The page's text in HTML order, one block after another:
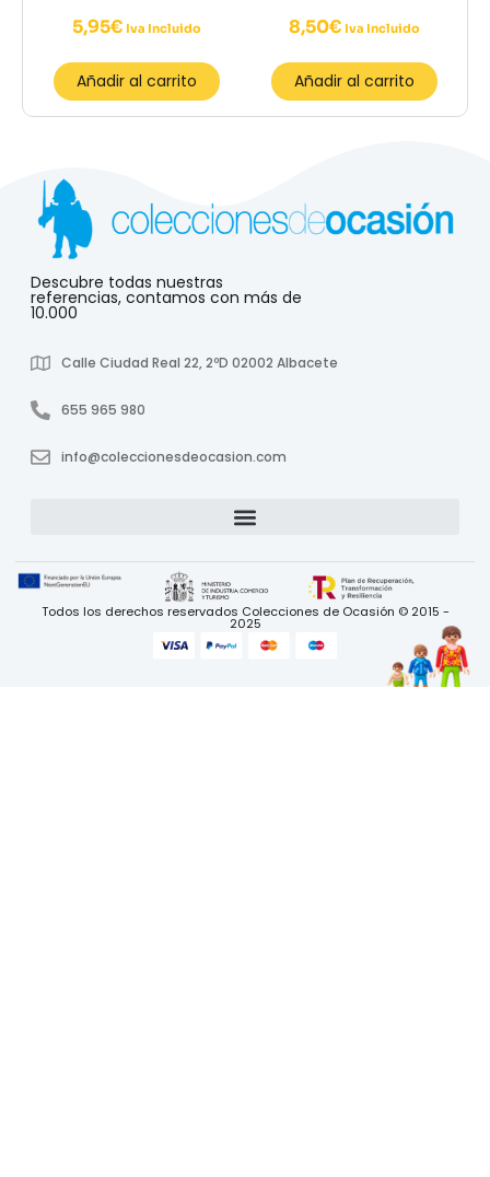
5,95€ Iva Incluido
Añadir al carrito
8,50€ Iva Incluido
Añadir al carrito
Descubre todas nuestras
referencias, contamos con más de
10.000
Calle Ciudad Real 22, 2ºD 02002 Albacete
655 965 980
info@coleccionesdeocasion.com
Todos los derechos reservados Colecciones de Ocasión © 2015 -
2025